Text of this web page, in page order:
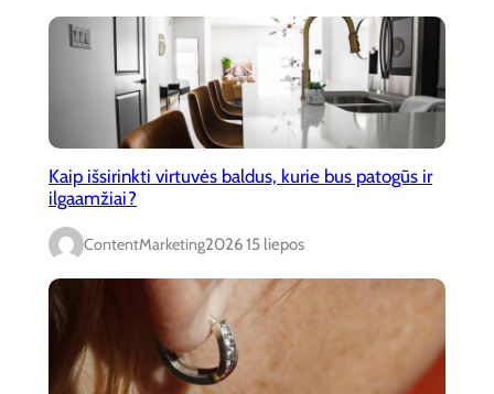
Kaip išsirinkti virtuvės baldus, kurie bus patogūs ir
ilgaamžiai?
ContentMarketing2026 15 liepos